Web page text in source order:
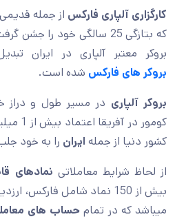
کارگزاری آلپاری فارکس از جمله
که بتازگی 25 سالگی خود
بروکر معتبر آلپاری در ایران
بروکر های فارکس شده است.
بروکر آلپاری در مسیر طول و دراز
کشور دنیا از جمله ایران را به خود
از لحاظ شرایط معاملاتی نمادهای
بیش از 150 نماد شامل
میباشد که در تمام حساب های